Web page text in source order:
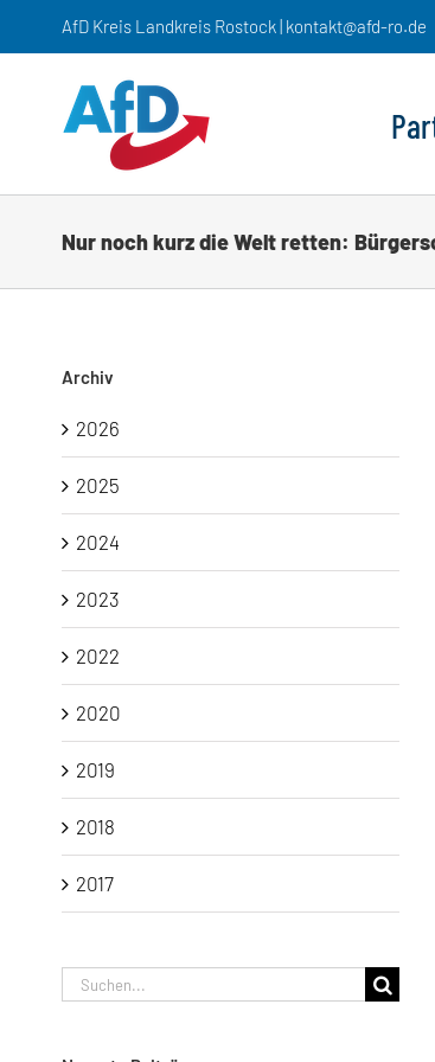
AfD Kreis Landkreis Rostock | kontakt@afd-ro.de
Nur noch kurz die Welt retten:
Archiv
2026
2025
2024
2023
2022
2020
2019
2018
2017
Suche